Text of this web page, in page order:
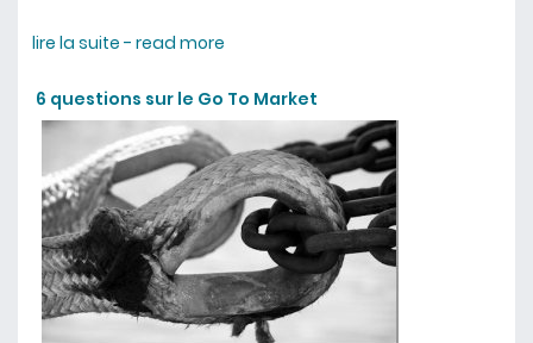
lire la suite - read more
6 questions sur le Go To Market